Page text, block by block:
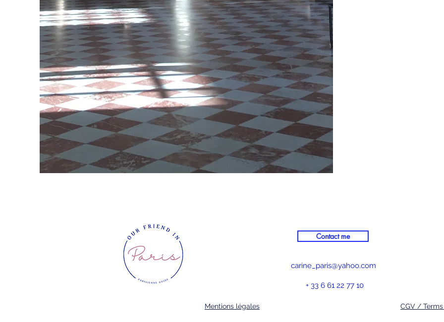
Contact me
carine_paris@yahoo.com
+ 33 6 61 22 77 10
Mentions légales CGV /